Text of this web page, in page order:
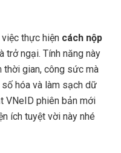
thực hiện cách nộp
trở ngại. Tính năng này
thời gian, công sức mà
hóa và làm sạch dữ
VNeID phiên bản mới
ích tuyệt vời này nhé